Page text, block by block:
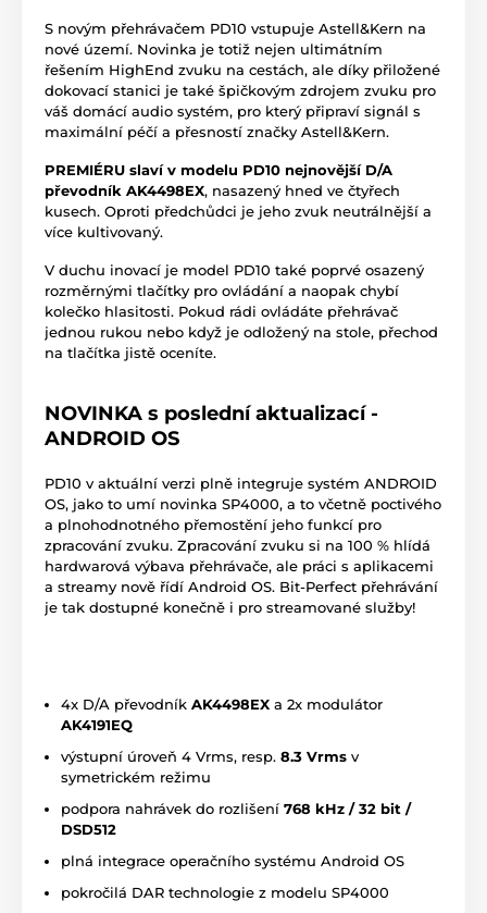
S novým přehrávačem PD10 vstupuje Astell&Kern na
nové území. Novinka je totiž nejen ultimátním
řešením HighEnd zvuku na cestách, ale díky přiložené
dokovací stanici je také špičkovým zdrojem zvuku pro
váš domácí audio systém, pro který připraví signál s
maximální péčí a přesností značky Astell&Kern.
PREMIÉRU slaví v modelu PD10 nejnovější D/A
převodník AK4498EX, nasazený hned ve čtyřech
kusech. Oproti předchůdci je jeho zvuk neutrálnější a
více kultivovaný.
V duchu inovací je model PD10 také poprvé osazený
rozměrnými tlačítky pro ovládání a naopak chybí
kolečko hlasitosti. Pokud rádi ovládáte přehrávač
jednou rukou nebo když je odložený na stole, přechod
na tlačítka jistě oceníte.
NOVINKA s poslední aktualizací -
ANDROID OS
PD10 v aktuální verzi plně integruje systém ANDROID
OS, jako to umí novinka SP4000, a to včetně poctivého
a plnohodnotného přemostění jeho funkcí pro
zpracování zvuku. Zpracování zvuku si na 100 % hlídá
hardwarová výbava přehrávače, ale práci s aplikacemi
a streamy nově řídí Android OS. Bit-Perfect přehrávání
je tak dostupné konečně i pro streamované služby!
4x D/A převodník AK4498EX a 2x modulátor
AK4191EQ
výstupní úroveň 4 Vrms, resp. 8.3 Vrms v
symetrickém režimu
podpora nahrávek do rozlišení 768 kHz / 32 bit /
DSD512
plná integrace operačního systému Android OS
pokročilá DAR technologie z modelu SP4000